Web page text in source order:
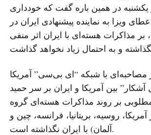
یکشنبه در همین باره گفت که خودداری
ویزا به نماینده پیشنهادی ایران در
بر مذاکرات هسته‌ای با ایران اثر منفی
مصاحبه‌ای با شبکه “ای بی‌سی” آمریکا
بین آمریکا و ایران بر سر حمید
بر روند مذاکرات هسته‌ای گروه
آمریکا، روسیه، بریتانیا، فرانسه، چین و
آلمان) با ایران نگذاشته است.